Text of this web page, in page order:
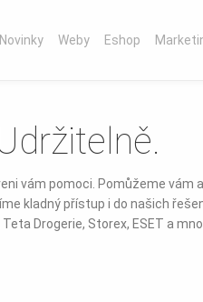
Novinky Weby Eshop
vám pomoci. Pomůžeme vám
kladný přístup i do našich
Drogerie, Storex, ESET a